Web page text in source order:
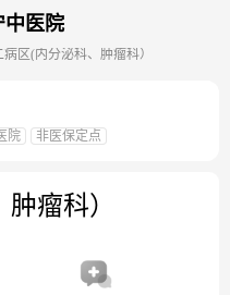
中医院
病区(内分泌科、肿瘤科）
院 非医保定点
瘤科）